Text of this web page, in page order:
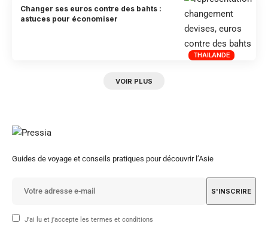
THAILANDE
Changer ses euros contre des bahts :
astuces pour économiser
VOIR PLUS
Guides de voyage et conseils pratiques pour découvrir l’Asie
J'ai lu et j'accepte les termes et conditions